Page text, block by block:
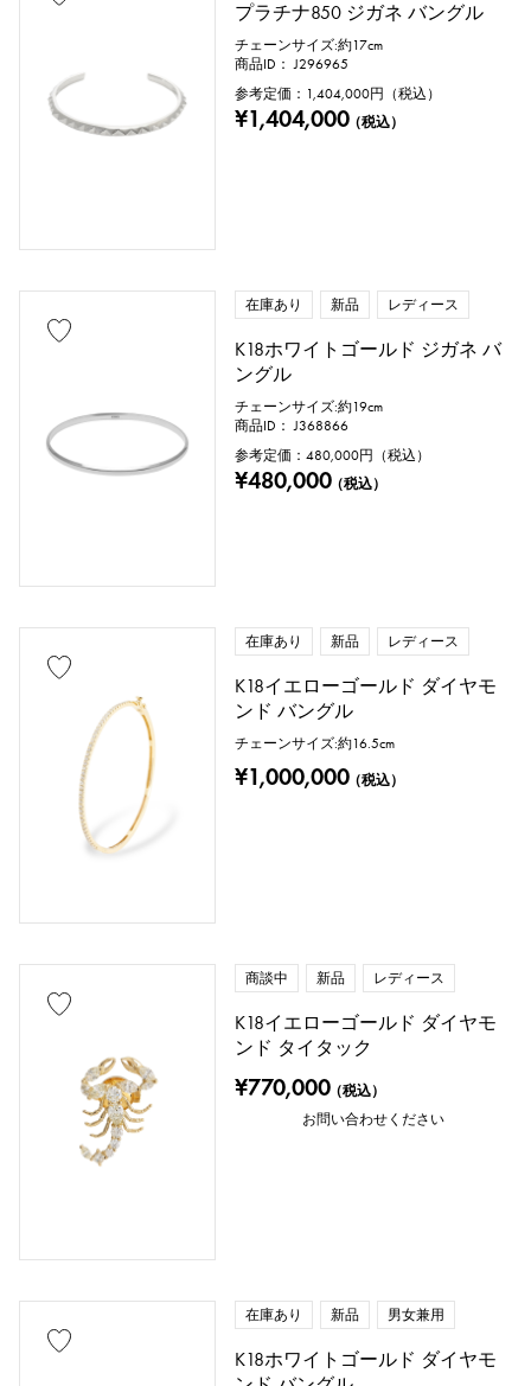
プラチナ850 ジガネ バングル
チェーンサイズ:約17cm
商品ID： J296965
参考定価： 1,404,000円（税込）
¥1,404,000（税込）
在庫あり 新品 レディース
K18ホワイトゴールド ジガネ バ
ングル
チェーンサイズ:約19cm
商品ID： J368866
参考定価：480,000円（税込）
¥480,000（税込）
在庫あり 新品 レディース
K18イエローゴールド ダイヤモ
ンド バングル
チェーンサイズ:約16.5cm
¥1,000,000（税込）
商談中 新品 レディース
K18イエローゴールド ダイヤモ
ンド タイタック
¥770,000（税込）
お問い合わせください
在庫あり 新品 男女兼用
K18ホワイトゴールド ダイヤモ